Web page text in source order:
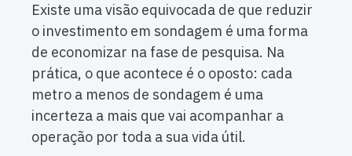
Existe uma visão equivocada de que reduzir
o investimento em sondagem é uma forma
de economizar na fase de pesquisa. Na
prática, o que acontece é o oposto: cada
metro a menos de sondagem é uma
incerteza a mais que vai acompanhar a
operação por toda a sua vida útil.